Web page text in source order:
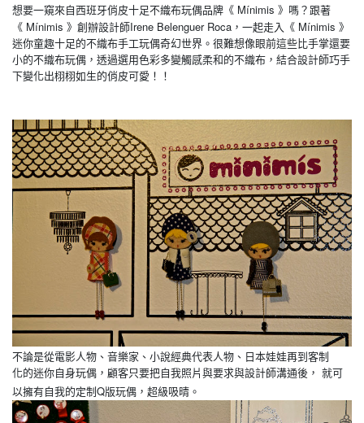
想要一窺來自西班牙俏皮十足不織布玩偶品牌 《 Mínimis 》 嗎？跟著
《 Mínimis 》 創辦設計師Irene Belenguer Roca ，一起走入 《 Mínimis 》
迷你童趣十足的不織布手工玩偶奇幻世界。很難想像眼前這些比手掌還要
小的不織布玩偶，透過選用色彩多變觸感柔和的不織布，結合設計師巧手
下變化出栩栩如生的俏皮可愛！！
不論是從電影人物、音樂家、小說經典代表人物、日本娃娃再到客制
化的迷你自身玩偶，顧客只要把自我照片與要求與設計師溝通後， 就可
以擁有自我的定制 Q版玩偶，超級吸晴。